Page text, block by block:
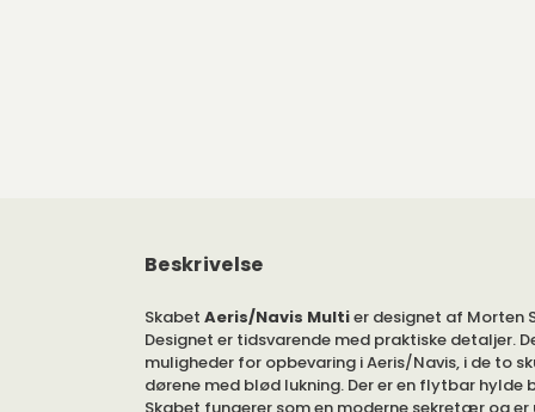
Beskrivelse
Skabet Aeris/Navis Multier designet af Morten
Designet er tidsvarende med praktiske detaljer.
muligheder for opbevaring i Aeris/Navis, i de to
dørene med blød lukning. Der er en flytbar hylde